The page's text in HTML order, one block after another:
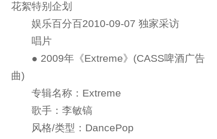
花絮特别企划
娱乐百分百2010-09-07 独家采访
唱片
● 2009年《Extreme》(CASS啤酒广告
曲)
专辑名称：Extreme
歌手：李敏镐
风格/类型：DancePop